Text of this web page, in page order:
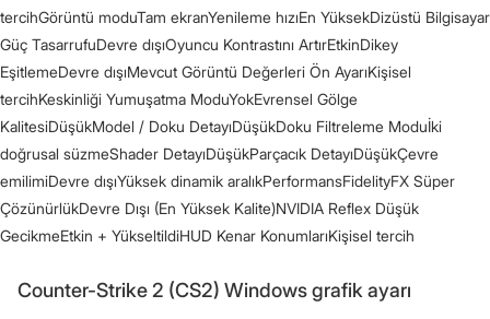
tercihGörüntü moduTam ekranYenileme hızıEn YüksekDizüstü Bilgisayar
Güç TasarrufuDevre dışıOyuncu Kontrastını ArtırEtkinDikey
EşitlemeDevre dışıMevcut Görüntü Değerleri Ön AyarıKişisel
tercihKeskinliği Yumuşatma ModuYokEvrensel Gölge
KalitesiDüşükModel / Doku DetayıDüşükDoku Filtreleme Moduİki
doğrusal süzmeShader DetayıDüşükParçacık DetayıDüşükÇevre
emilimiDevre dışıYüksek dinamik aralıkPerformansFidelityFX Süper
ÇözünürlükDevre Dışı (En Yüksek Kalite)NVIDIA Reflex Düşük
GecikmeEtkin + YükseltildiHUD Kenar KonumlarıKişisel tercih
Counter-Strike 2 (CS2) Windows grafik ayarı